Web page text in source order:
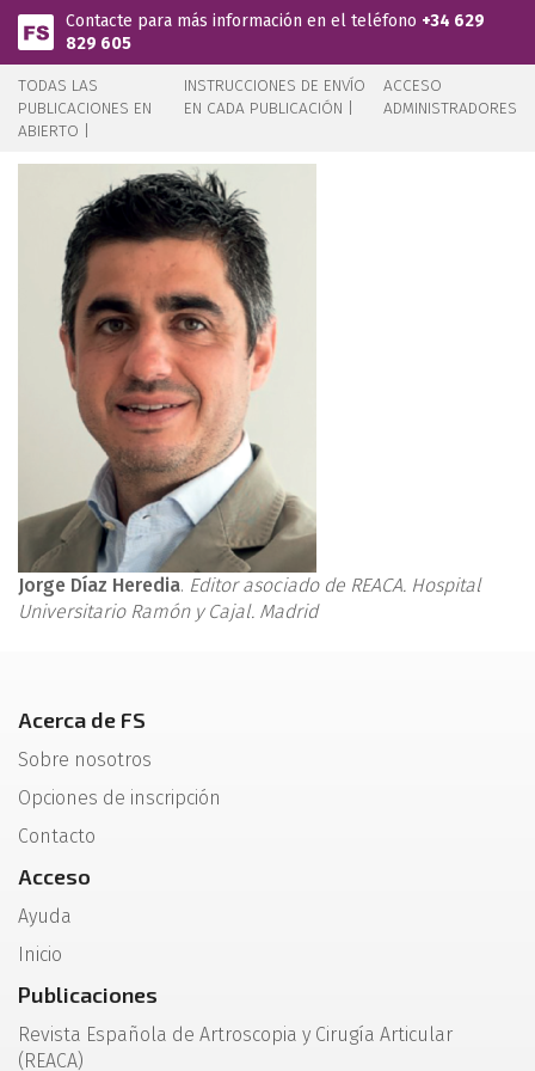
Pasar al contenido principal
Contacte para más información en el teléfono +34 629
829 605
TODAS LAS
PUBLICACIONES EN
ABIERTO |
INSTRUCCIONES DE ENVÍO
EN CADA PUBLICACIÓN |
ACCESO
ADMINISTRADORES
Jorge Díaz Heredia. Editor asociado de REACA. Hospital
Universitario Ramón y Cajal. Madrid
Acerca de FS
Sobre nosotros
Opciones de inscripción
Contacto
Acceso
Ayuda
Inicio
Publicaciones
Revista Española de Artroscopia y Cirugía Articular
(REACA)